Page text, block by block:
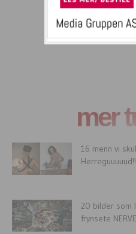
mer
16 menn vi
20 bilder som
frynsete